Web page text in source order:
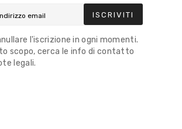
ISCRIVITI
l'iscrizione in ogni momenti.
scopo, cerca le info di contatto
legali.